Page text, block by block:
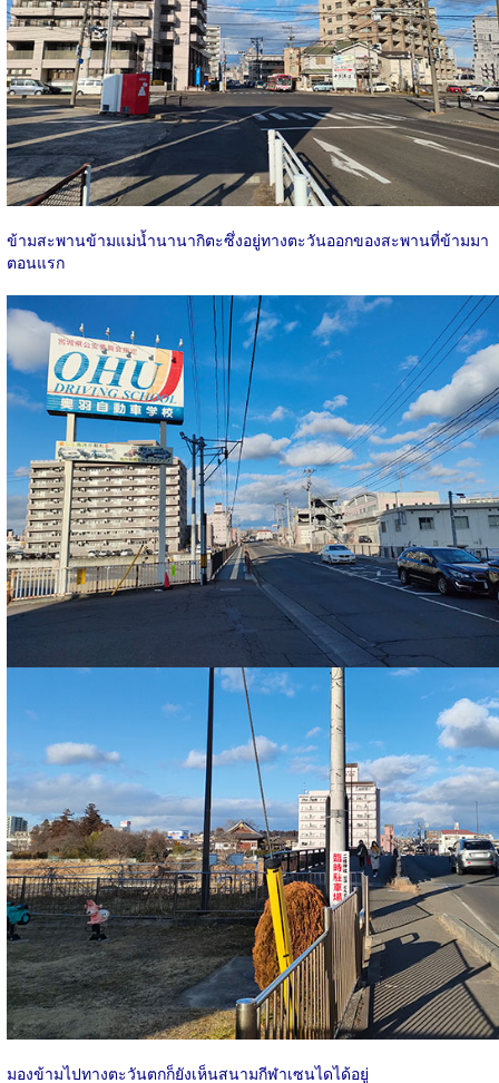
ข้ามสะพานข้ามแม่น้ำนานากิตะซึ่งอยู่ทางตะวันออกของสะพานที่ข้ามมา
ตอนแรก
มองข้ามไปทางตะวันตกก็ยังเห็นสนามกีฬาเซนไดได้อยู่